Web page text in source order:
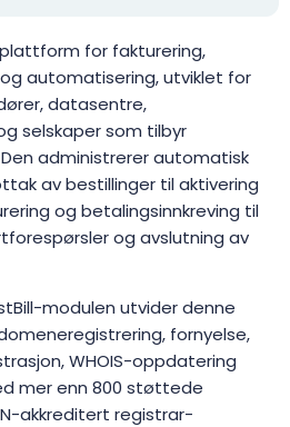
for fakturering,
automatisering, utviklet for
datasentre,
selskaper som tilbyr
administrerer automatisk
av bestillinger til aktivering
og betalingsinnkreving til
og avslutning av
modulen utvider denne
fornyelse,
WHOIS-oppdatering
mer enn 800 støttede
akkreditert registrar-